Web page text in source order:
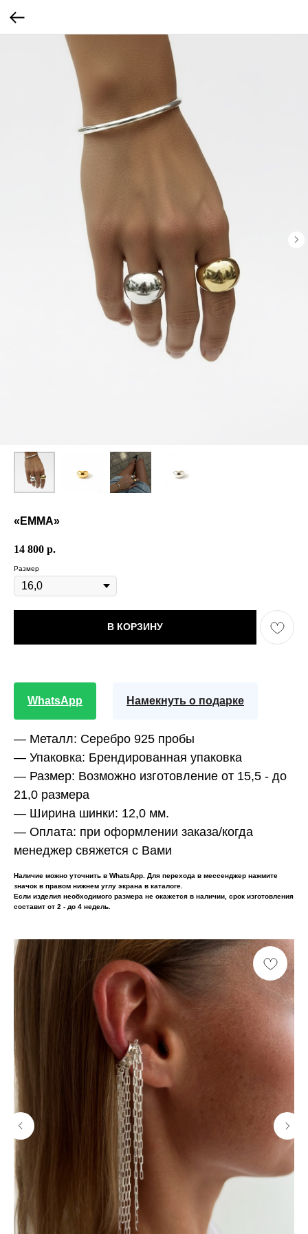
«EMMA»
14 800 р.
Размер
В КОРЗИНУ
WhatsApp Намекнуть о подарке
— Металл: Серебро 925 пробы
— Упаковка: Брендированная упаковка
— Размер: Возможно изготовление от 15,5 - до
21,0 размера
— Ширина шинки: 12,0 мм.
— Оплата: при оформлении заказа/когда
менеджер свяжется с Вами
Наличие можно уточнить в WhatsApp. Для перехода в мессенджер нажмите
значок в правом нижнем углу экрана в каталоге.
Если изделия необходимого размера не окажется в наличии, срок изготовления
составит от 2 - до 4 недель.